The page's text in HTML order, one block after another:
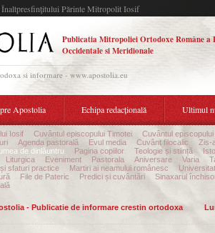
Înaltpresfinţitului Părinte Mitropolit Iosif
Publicatia Mitropoliei Ortodoxe Române a
Occidentale si Meridionale
si informare - www.apostolia.eu
Apostolia Echipa redacțională Ultimul
Iosif Cuvântul episcopului Timotei
Cuvântul episcopului
Agenda pastorală Evul media Cuvânt filocalic
Zis-
de dinlăuntru Pagina copiilor Teologie și stiință
Liturgica Eveniment Pastorala Aniversare Varia
sfaturi practice Martiri ai neamului românesc
File de Pateric Predici și cuvântări
Sinaxarul
- Publicatie de informare crestin ortodoxa